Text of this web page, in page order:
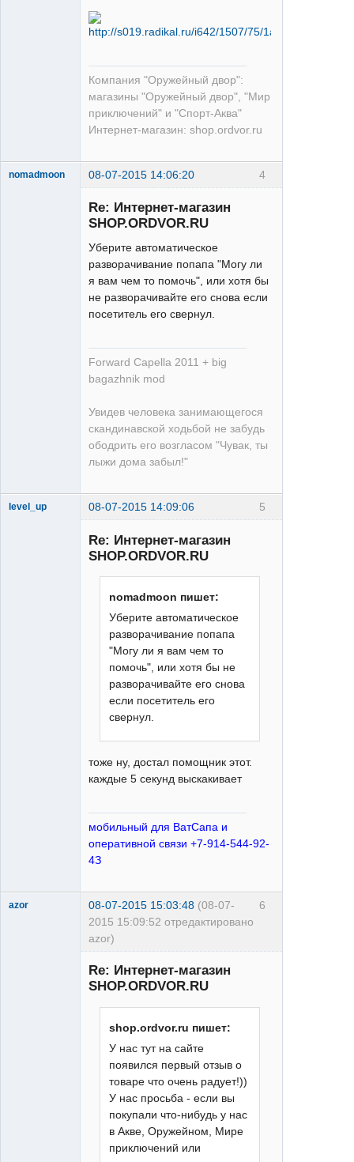
Компания "Оружейный двор":
магазины "Оружейный двор", "Мир
приключений" и "Спорт-Аква"
Интернет-магазин: shop.ordvor.ru
4
nomadmoon 08-07-2015 14:06:20
Re: Интернет-магазин
SHOP.ORDVOR.RU
Уберите автоматическое
разворачивание попапа "Могу ли
я вам чем то помочь", или хотя бы
не разворачивайте его снова если
посетитель его свернул.
Forward Capella 2011 + big
bagazhnik mod
Увидев человека занимающегося
скандинавской ходьбой не забудь
ободрить его возгласом "Чувак, ты
лыжи дома забыл!"
5
level_up 08-07-2015 14:09:06
Re: Интернет-магазин
SHOP.ORDVOR.RU
nomadmoon пишет:
Уберите автоматическое
разворачивание попапа
"Могу ли я вам чем то
помочь", или хотя бы не
разворачивайте его снова
если посетитель его
свернул.
тоже ну, достал помощник этот.
каждые 5 секунд выскакивает
мобильный для ВатСапа и
оперативной связи +7-914-544-92-
4З
6
azor 08-07-2015 15:03:48 (08-07-
2015 15:09:52 отредактировано
azor)
Re: Интернет-магазин
SHOP.ORDVOR.RU
shop.ordvor.ru пишет:
У нас тут на сайте
появился первый отзыв о
товаре что очень радует!))
У нас просьба - если вы
покупали что-нибудь у нас
в Акве, Оружейном, Мире
приключений или